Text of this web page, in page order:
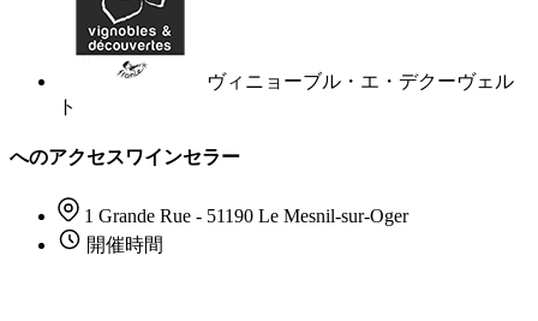
ヴィニョーブル・エ・デクーヴェル
ト
へのアクセスワインセラー
1 Grande Rue - 51190 Le Mesnil-sur-Oger
開催時間